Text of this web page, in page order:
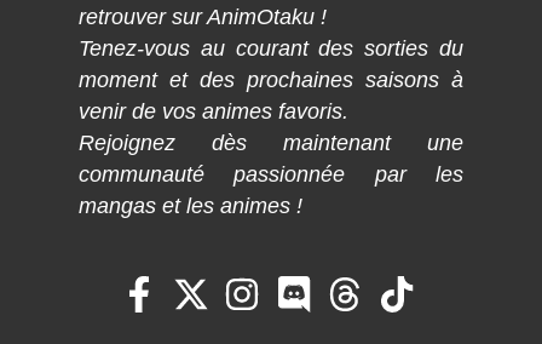
retrouver sur AnimOtaku !
Tenez-vous au courant des sorties du
moment et des prochaines saisons à
venir de vos animes favoris.
Rejoignez dès maintenant une
communauté passionnée par les
mangas et les animes !